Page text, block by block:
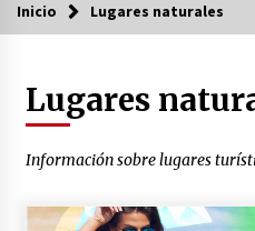
Tendencia ahora
¿Practicar
lo explicamos
3 años atrás
Inicio Lugares naturales
Lugares
Información sobre lugares